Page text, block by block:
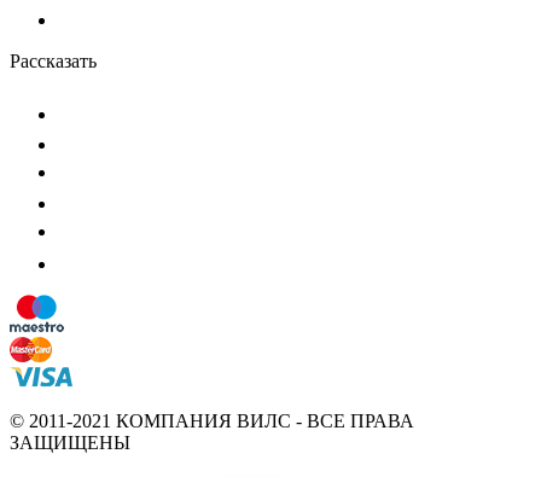
Рассказать
© 2011-2021 КОМПАНИЯ ВИЛС - ВСЕ ПРАВА
ЗАЩИЩЕНЫ